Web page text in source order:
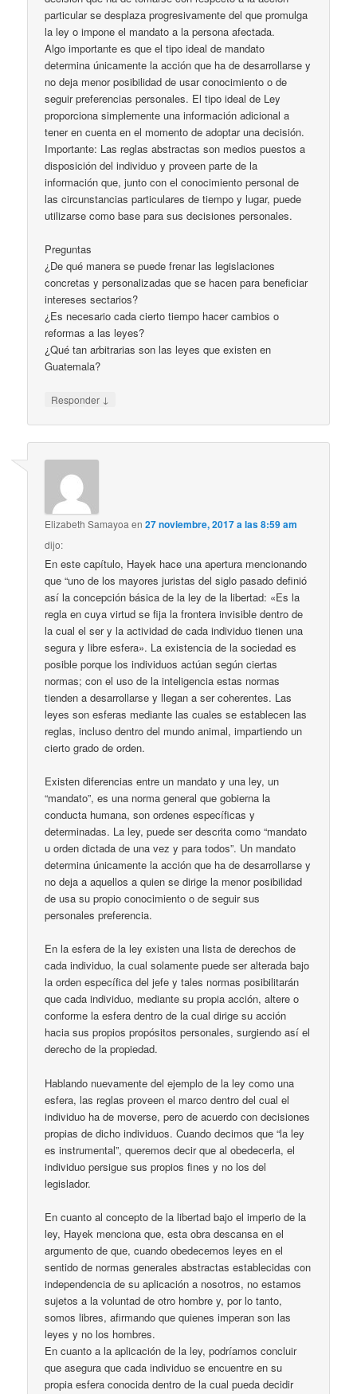
particular se desplaza progresivamente del que promulga
la ley o impone el mandato a la persona afectada.
Algo importante es que el tipo ideal de mandato
determina únicamente la acción que ha de desarrollarse y
no deja menor posibilidad de usar conocimiento o de
seguir preferencias personales. El tipo ideal de Ley
proporciona simplemente una información adicional a
tener en cuenta en el momento de adoptar una decisión.
Importante: Las reglas abstractas son medios puestos a
disposición del individuo y proveen parte de la
información que, junto con el conocimiento personal de
las circunstancias particulares de tiempo y lugar, puede
utilizarse como base para sus decisiones personales.
Preguntas
¿De qué manera se puede frenar las legislaciones
concretas y personalizadas que se hacen para beneficiar
intereses sectarios?
¿Es necesario cada cierto tiempo hacer cambios o
reformas a las leyes?
¿Qué tan arbitrarias son las leyes que existen en
Guatemala?
Responder ↓
Elizabeth Samayoa en27 noviembre, 2017 a las 8:59 am
dijo:
En este capítulo, Hayek hace una apertura mencionando
que “uno de los mayores juristas del siglo pasado definió
así la concepción básica de la ley de la libertad: «Es la
regla en cuya virtud se fija la frontera invisible dentro de
la cual el ser y la actividad de cada individuo tienen una
segura y libre esfera». La existencia de la sociedad es
posible porque los individuos actúan según ciertas
normas; con el uso de la inteligencia estas normas
tienden a desarrollarse y llegan a ser coherentes. Las
leyes son esferas mediante las cuales se establecen las
reglas, incluso dentro del mundo animal, impartiendo un
cierto grado de orden.
Existen diferencias entre un mandato y una ley, un
“mandato”, es una norma general que gobierna la
conducta humana, son ordenes específicas y
determinadas. La ley, puede ser descrita como “mandato
u orden dictada de una vez y para todos”. Un mandato
determina únicamente la acción que ha de desarrollarse y
no deja a aquellos a quien se dirige la menor posibilidad
de usa su propio conocimiento o de seguir sus
personales preferencia.
En la esfera de la ley existen una lista de derechos de
cada individuo, la cual solamente puede ser alterada bajo
la orden específica del jefe y tales normas posibilitarán
que cada individuo, mediante su propia acción, altere o
conforme la esfera dentro de la cual dirige su acción
hacia sus propios propósitos personales, surgiendo así el
derecho de la propiedad.
Hablando nuevamente del ejemplo de la ley como una
esfera, las reglas proveen el marco dentro del cual el
individuo ha de moverse, pero de acuerdo con decisiones
propias de dicho individuos. Cuando decimos que “la ley
es instrumental”, queremos decir que al obedecerla, el
individuo persigue sus propios fines y no los del
legislador.
En cuanto al concepto de la libertad bajo el imperio de la
ley, Hayek menciona que, esta obra descansa en el
argumento de que, cuando obedecemos leyes en el
sentido de normas generales abstractas establecidas con
independencia de su aplicación a nosotros, no estamos
sujetos a la voluntad de otro hombre y, por lo tanto,
somos libres, afirmando que quienes imperan son las
leyes y no los hombres.
En cuanto a la aplicación de la ley, podríamos concluir
que asegura que cada individuo se encuentre en su
propia esfera conocida dentro de la cual pueda decidir